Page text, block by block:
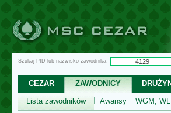
Szukaj PID lub nazwisko zawodnika:
CEZAR ZAWODNICY
Lista zawodników
Awansy WGM,